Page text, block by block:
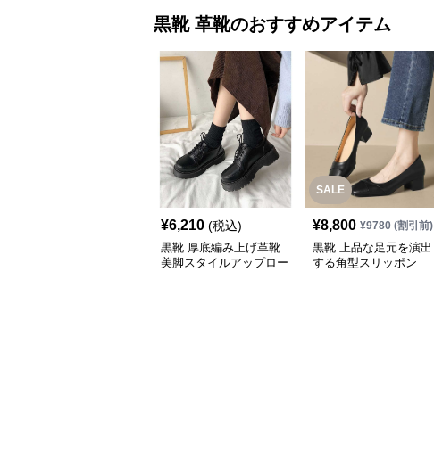
黒靴 革靴のおすすめアイテム
¥6,210 (税込)
黒靴 厚底編み上げ革靴
美脚スタイルアップロー
SALE
¥8,800 ¥9780(割引前)
黒靴 上品な足元を演出
する角型スリッポン